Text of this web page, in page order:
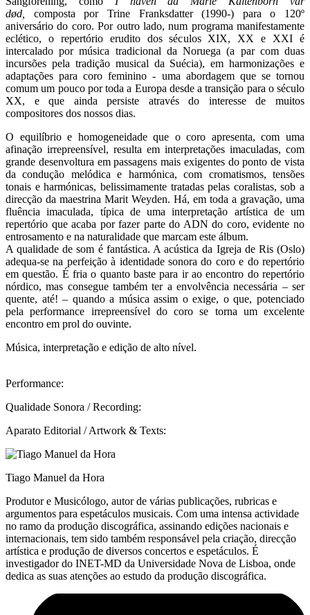
død, composta por Trine Franksdatter (1990-) para o 120º
aniversário do coro. Por outro lado, num programa manifestamente
eclético, o repertório erudito dos séculos XIX, XX e XXI é
intercalado por música tradicional da Noruega (a par com duas
incursões pela tradição musical da Suécia), em harmonizações e
adaptações para coro feminino - uma abordagem que se tornou
comum um pouco por toda a Europa desde a transição para o século
XX, e que ainda persiste através do interesse de muitos
compositores dos nossos dias.
O equilíbrio e homogeneidade que o coro apresenta, com uma
afinação irrepreensível, resulta em interpretações imaculadas, com
grande desenvoltura em passagens mais exigentes do ponto de vista
da condução melódica e harmónica, com cromatismos, tensões
tonais e harmónicas, belissimamente tratadas pelas coralistas, sob a
direcção da maestrina Marit Weyden. Há, em toda a gravação, uma
fluência imaculada, típica de uma interpretação artística de um
repertório que acaba por fazer parte do ADN do coro, evidente no
entrosamento e na naturalidade que marcam este álbum.
A qualidade de som é fantástica. A acústica da Igreja de Ris (Oslo)
adequa-se na perfeição à identidade sonora do coro e do repertório
em questão. É fria o quanto baste para ir ao encontro do repertório
nórdico, mas consegue também ter a envolvência necessária – ser
quente, até! – quando a música assim o exige, o que, potenciado
pela performance irrepreensível do coro se torna um excelente
encontro em prol do ouvinte.
Música, interpretação e edição de alto nível.
Performance:
Qualidade Sonora / Recording:
Aparato Editorial / Artwork & Texts:
Tiago Manuel da Hora
Produtor e Musicólogo, autor de várias publicações, rubricas e
argumentos para espetáculos musicais. Com uma intensa actividade
no ramo da produção discográfica, assinando edições nacionais e
internacionais, tem sido também responsável pela criação, direcção
artística e produção de diversos concertos e espetáculos. É
investigador do INET-MD da Universidade Nova de Lisboa, onde
dedica as suas atenções ao estudo da produção discográfica.